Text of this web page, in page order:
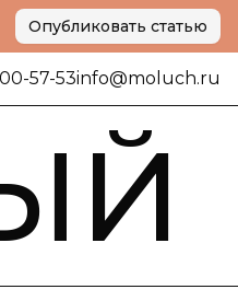
Опубликовать статью
57-53info@moluch.ru